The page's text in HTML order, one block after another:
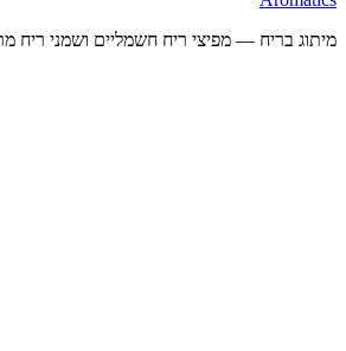
מיתוג בריח — מפיצי ריח חשמליים ושמני ריח